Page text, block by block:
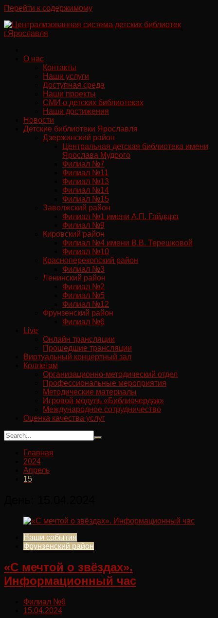
Перейти к содержимому
О нас
Контакты
Наши услуги
Доступная среда
Наши проекты
СМИ о детских библиотеках
Наши достижения
Новости
Детские библиотеки Ярославля
Дзержинский район
Центральная детская библиотека имени
Ярослава Мудрого
Филиал №7
Филиал №11
Филиал №13
Филиал №14
Филиал №15
Заволжский район
Филиал №1 имени А.П. Гайдара
Филиал №9
Кировский район
Филиал №4 имени В.В. Терешковой
Филиал №10
Красноперекопский район
Филиал №3
Ленинский район
Филиал №2
Филиал №5
Филиал №12
Фрунзенский район
Филиал №6
Live
Онлайн трансляции
Прошедшие трансляции
Виртуальный концертный зал
Коллегам
Организационно-методический отдел
Профессиональные мероприятия
Методические материалы
Игровой модуль «Библиочердак»
Международное сотрудничество
Оценка качества услуг
Главная
2024
Апрель
15
Наши события
Фрунзенский район
«С мечтой о звёздах».
Информационный час
Филиал №6
15.04.2024